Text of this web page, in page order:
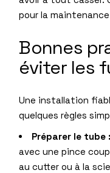
pour la
Bonnes
éviter les
Une installation
quelques règles
Préparer le tube :
avec une pince
au cutter ou à la